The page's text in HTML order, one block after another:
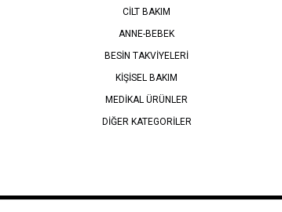
CİLT BAKIM
ANNE-BEBEK
BESİN TAKVİYELERİ
KİŞİSEL BAKIM
MEDİKAL ÜRÜNLER
DİĞER KATEGORİLER